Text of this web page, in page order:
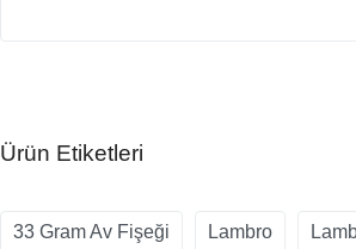
Ürün Etiketleri
33 Gram Av Fişeği Lambro